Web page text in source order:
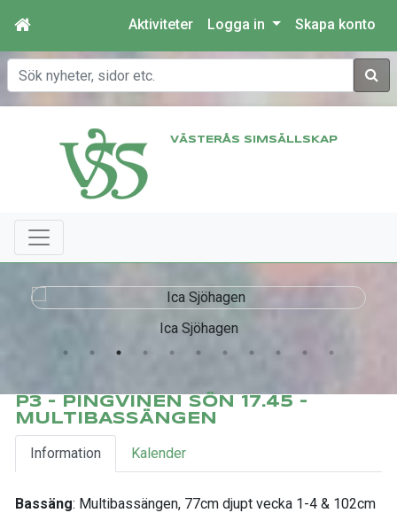
Aktiviteter Logga in Skapa konto
Sök
VÄSTERÅS SIMSÄLLSKAP
Ica Sjöhagen
P3 - PINGVINEN SÖN 17.45 -
MULTIBASSÄNGEN
Information Kalender
Bassäng: Multibassängen, 77cm djupt vecka 1-4 & 102cm